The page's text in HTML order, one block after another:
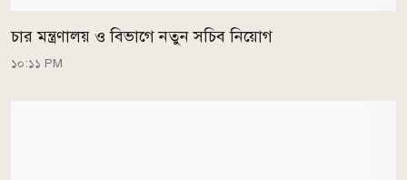
চার মন্ত্রণালয় ও বিভাগে নতুন সচিব নিয়োগ
১০:১১ PM